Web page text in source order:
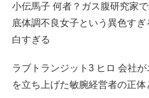
小伝馬子 何者？ガス腹研究家
底体調不良女子という異色す
白すぎる
ラブトランジット3 ヒロ 会社
を立ち上げた敏腕経営者の正